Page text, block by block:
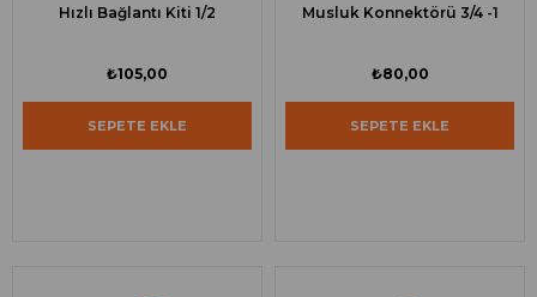
Hızlı Bağlantı Kiti 1/2
₺105,00
SEPETE EKLE
Musluk Konnektörü 3/4 -1
₺80,00
SEPETE EKLE